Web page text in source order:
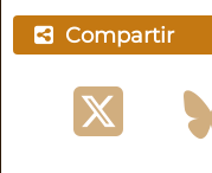
Compartir